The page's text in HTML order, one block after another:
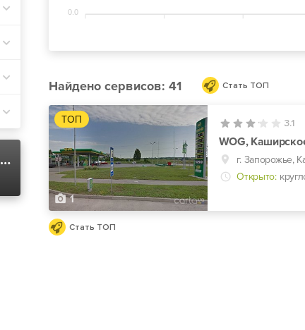
Тест дизельного топлива в Киеве
0.0
Найденосервисов: 41 Стать ТОП
ТОП
1
3.1
WOG,
г. Запорожье,
Открыто:
Стать ТОП